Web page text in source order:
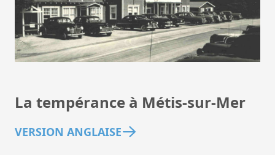
La tempérance à Métis-sur-Mer
VERSION ANGLAISE